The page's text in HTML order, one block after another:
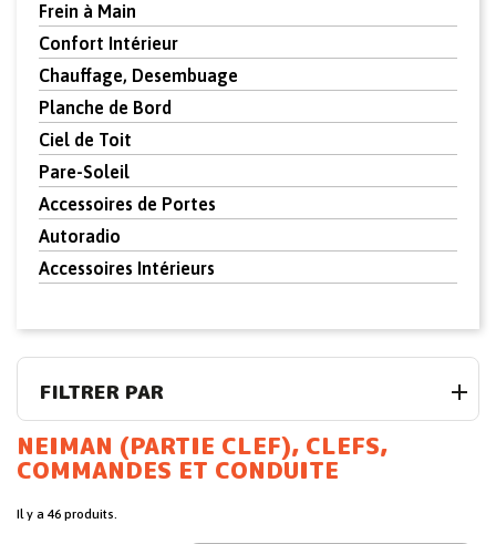
Frein à Main
Confort Intérieur
Chauffage, Desembuage
Planche de Bord
Ciel de Toit
Pare-Soleil
Accessoires de Portes
Autoradio
Accessoires Intérieurs
FILTRER PAR
NEIMAN (PARTIE CLEF), CLEFS,
COMMANDES ET CONDUITE
Il y a 46 produits.